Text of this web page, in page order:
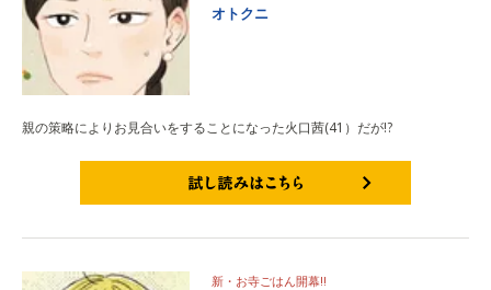
オトクニ
親の策略によりお見合いをすることになった火口茜(41）だが!?
新・お寺ごはん開幕!!